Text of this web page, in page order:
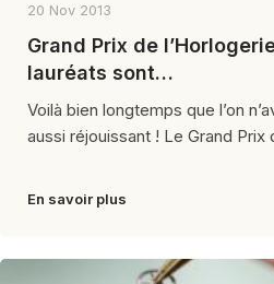
20 Nov 2013
Grand Prix de
lauréats sont…
Voilà bien longtemps que l’on
aussi réjouissant ! Le Grand Prix
En savoir plus